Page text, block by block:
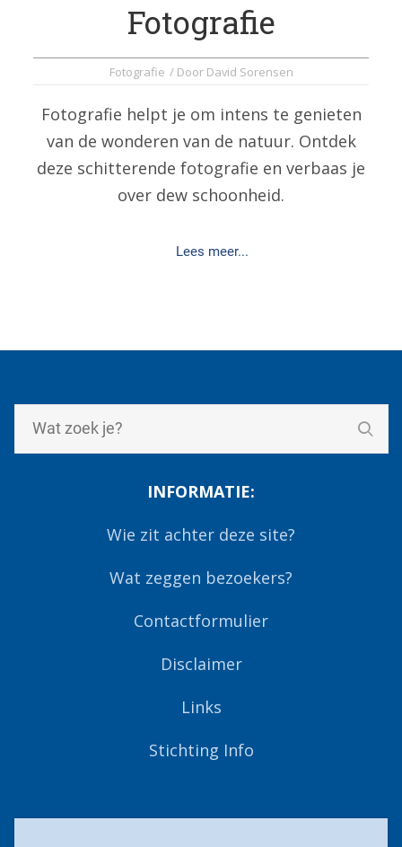
Fotografie
Fotografie / Door David Sorensen
Fotografie helpt je om intens te genieten
van de wonderen van de natuur. Ontdek
deze schitterende fotografie en verbaas je
over dew schoonheid.
Lees meer...
INFORMATIE:
Wie zit achter deze site?
Wat zeggen bezoekers?
Contactformulier
Disclaimer
Links
Stichting Info